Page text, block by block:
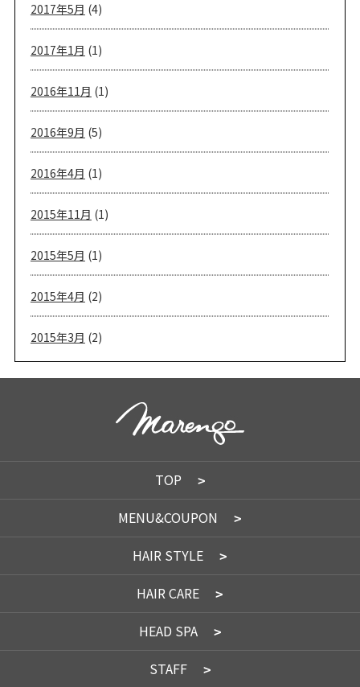
2017年5月 (4)
2017年1月 (1)
2016年11月 (1)
2016年9月 (5)
2016年4月 (1)
2015年11月 (1)
2015年5月 (1)
2015年4月 (2)
2015年3月 (2)
TOP
MENU&COUPON
HAIR STYLE
HAIR CARE
HEAD SPA
STAFF